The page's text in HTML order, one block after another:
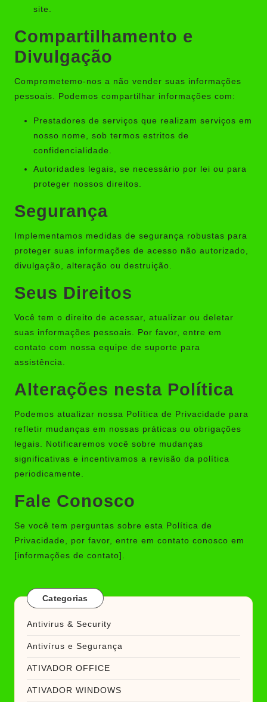
site.
Compartilhamento e
Divulgação
Comprometemo-nos a não vender suas informações
pessoais. Podemos compartilhar informações com:
Prestadores de serviços que realizam serviços em
nosso nome, sob termos estritos de
confidencialidade.
Autoridades legais, se necessário por lei ou para
proteger nossos direitos.
Segurança
Implementamos medidas de segurança robustas para
proteger suas informações de acesso não autorizado,
divulgação, alteração ou destruição.
Seus Direitos
Você tem o direito de acessar, atualizar ou deletar
suas informações pessoais. Por favor, entre em
contato com nossa equipe de suporte para
assistência.
Alterações nesta Política
Podemos atualizar nossa Política de Privacidade para
refletir mudanças em nossas práticas ou obrigações
legais. Notificaremos você sobre mudanças
significativas e incentivamos a revisão da política
periodicamente.
Fale Conosco
Se você tem perguntas sobre esta Política de
Privacidade, por favor, entre em contato conosco em
[informações de contato].
Categorias
Antivirus & Security
Antivírus e Segurança
ATIVADOR OFFICE
ATIVADOR WINDOWS